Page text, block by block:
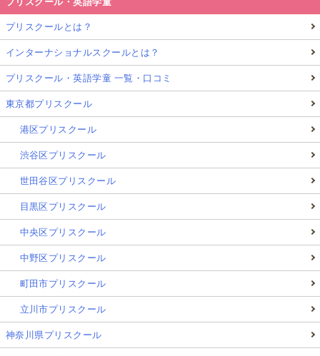
プリスクールとは？
インターナショナルスクールとは？
プリスクール・英語学童 一覧・口コミ
東京都プリスクール
港区プリスクール
渋谷区プリスクール
世田谷区プリスクール
目黒区プリスクール
中央区プリスクール
中野区プリスクール
町田市プリスクール
立川市プリスクール
神奈川県プリスクール